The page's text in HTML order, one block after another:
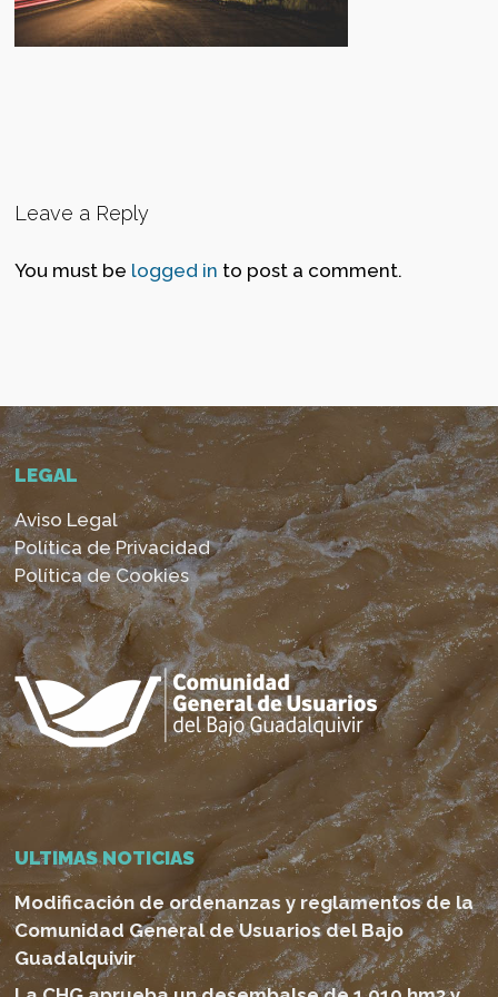
Leave a Reply
You must be logged in to post a comment.
LEGAL
Aviso Legal
Política de Privacidad
Política de Cookies
ULTIMAS NOTICIAS
Modificación de ordenanzas y reglamentos de la
Comunidad General de Usuarios del Bajo
Guadalquivir